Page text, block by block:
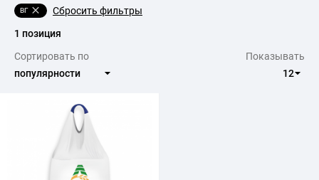
ВГ Сбросить фильтры
1 позиция
Сортировать по
Показывать